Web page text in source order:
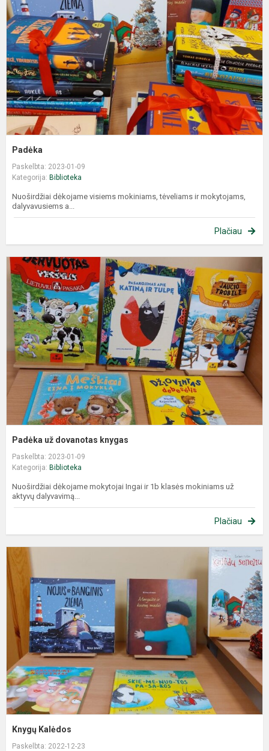
Padėka
Paskelbta: 2023-01-09
Kategorija: Biblioteka
Nuoširdžiai dėkojame visiems mokiniams, tėveliams ir mokytojams,
dalyvavusiems a...
Plačiau
Padėka už dovanotas knygas
Paskelbta: 2023-01-09
Kategorija: Biblioteka
Nuoširdžiai dėkojame mokytojai Ingai ir 1b klasės mokiniams už
aktyvų dalyvavimą...
Plačiau
Knygų Kalėdos
Paskelbta: 2022-12-23